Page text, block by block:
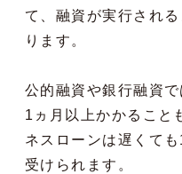
て、融資が実行され
ります。
公的融資や銀行融資
1ヵ月以上かかること
ネスローンは遅くて
受けられます。